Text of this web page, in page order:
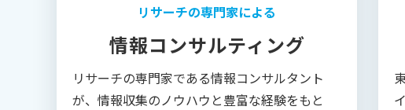
リサーチの専門家による
情報コンサルティング
リサーチの専門家である情報コンサルタント
が、情報収集のノウハウと豊富な経験をもと